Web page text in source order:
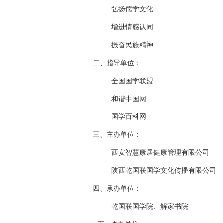
弘扬儒学文化
增进情感认同
振奋民族精神
二、指导单位：
全国国学联盟
和谐中国网
国学百科网
三、主办单位：
西安智慧康居健康管理有限公司
陕西乾国联国学文化传播有限公司
四、承办单位：
乾国联国学院、解家书院